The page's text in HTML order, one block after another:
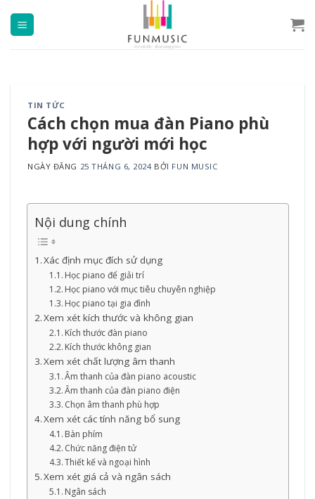
đến
TIN TỨC
Cách chọn mua đàn Piano phù
hợp với người mới học
NGÀY ĐĂNG 25 THÁNG 6, 2024BỞI FUN MUSIC
Nội dung chính
Xác định mục đích sử dụng
Học piano để giải trí
Học piano với mục tiêu chuyên nghiệp
Học piano tại gia đình
Xem xét kích thước và không gian
Kích thước đàn piano
Kích thước không gian
Xem xét chất lượng âm thanh
Âm thanh của đàn piano acoustic
Âm thanh của đàn piano điện
Chọn âm thanh phù hợp
Xem xét các tính năng bổ sung
Bàn phím
Chức năng điện tử
Thiết kế và ngoại hình
Xem xét giá cả và ngân sách
Ngân sách